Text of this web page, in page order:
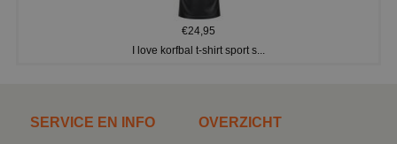
€24,95
I love korfbal t-shirt sport s...
SERVICE EN INFO OVERZICHT